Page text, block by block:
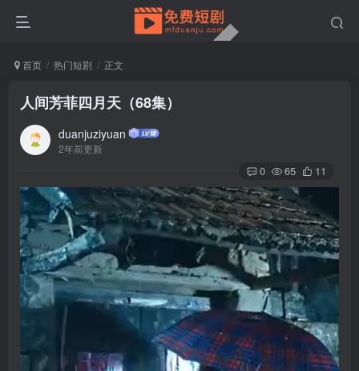
首页 热门短剧 正文
人间芳菲四月天（68集）
duanjuziyuan
2年前更新
0 65 11